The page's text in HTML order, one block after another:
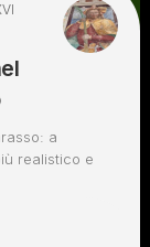
a
realistico e